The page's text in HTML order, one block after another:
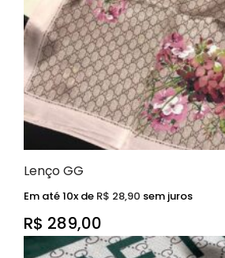
Lenço GG
R$ 289,00
Em até 10x de R$ 28,90 sem juros